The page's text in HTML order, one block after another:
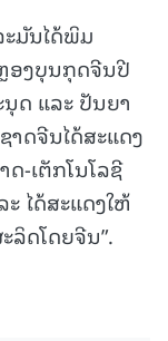
ະມັນໄດ້ພິມ
ອງບຸນກຸດຈີນປີ
ດ ແລະ ປັນຍາ
ດຈີນໄດ້ສະແດງ
-ເຕັກໂນໂລຊີ
ໄດ້ສະແດງໃຫ້
ລິດໂດຍຈີນ”.